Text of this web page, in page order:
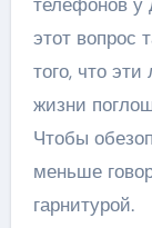
этот вопрос
того, что
жизни
Чтобы
меньше
гарнитурой.